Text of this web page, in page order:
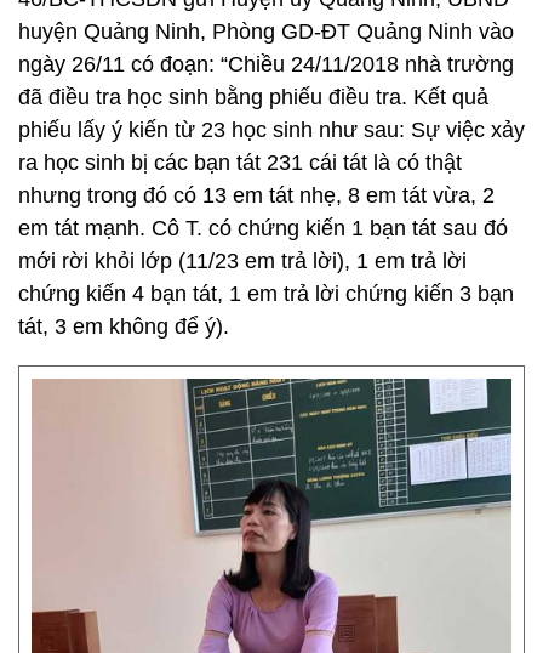
huyện Quảng Ninh, Phòng GD-ĐT Quảng Ninh vào
ngày 26/11 có đoạn: “Chiều 24/11/2018 nhà trường
đã điều tra học sinh bằng phiếu điều tra. Kết quả
phiếu lấy ý kiến từ 23 học sinh như sau: Sự việc xảy
ra học sinh bị các bạn tát 231 cái tát là có thật
nhưng trong đó có 13 em tát nhẹ, 8 em tát vừa, 2
em tát mạnh. Cô T. có chứng kiến 1 bạn tát sau đó
mới rời khỏi lớp (11/23 em trả lời), 1 em trả lời
chứng kiến 4 bạn tát, 1 em trả lời chứng kiến 3 bạn
tát, 3 em không để ý).